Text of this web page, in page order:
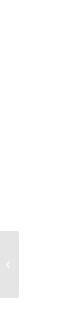
TEL 391 4881688
MATRIMONI